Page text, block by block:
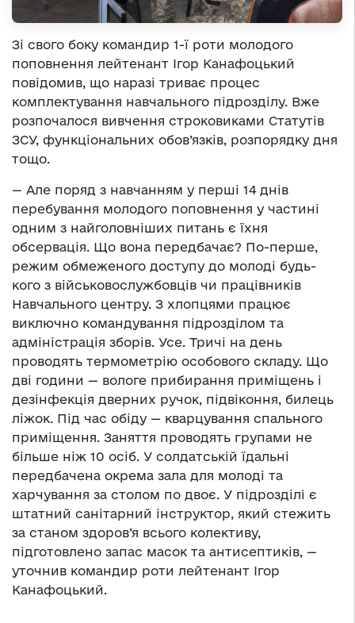
Зі свого боку командир 1-ї роти молодого
поповнення лейтенант Ігор Канафоцький
повідомив, що наразі триває процес
комплектування навчального підрозділу. Вже
розпочалося вивчення строковиками Статутів
ЗСУ, функціональних обов’язків, розпорядку дня
тощо.
— Але поряд з навчанням у перші 14 днів
перебування молодого поповнення у частині
одним з найголовніших питань є їхня
обсервація. Що вона передбачає? По-перше,
режим обмеженого доступу до молоді будь-
кого з військовослужбовців чи працівників
Навчального центру. З хлопцями працює
виключно командування підрозділом та
адміністрація зборів. Усе. Тричі на день
проводять термометрію особового складу. Що
дві години — вологе прибирання приміщень і
дезінфекція дверних ручок, підвіконня, билець
ліжок. Під час обіду — кварцування спального
приміщення. Заняття проводять групами не
більше ніж 10 осіб. У солдатській їдальні
передбачена окрема зала для молоді та
харчування за столом по двоє. У підрозділі є
штатний санітарний інструктор, який стежить
за станом здоров’я всього колективу,
підготовлено запас масок та антисептиків, —
уточнив командир роти лейтенант Ігор
Канафоцький.